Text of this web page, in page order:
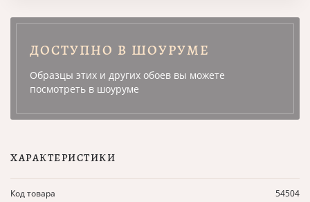
ДОСТУПНО В ШОУРУМЕ
Образцы этих и других обоев вы можете
посмотреть в шоуруме
ХАРАКТЕРИСТИКИ
Код товара 54504